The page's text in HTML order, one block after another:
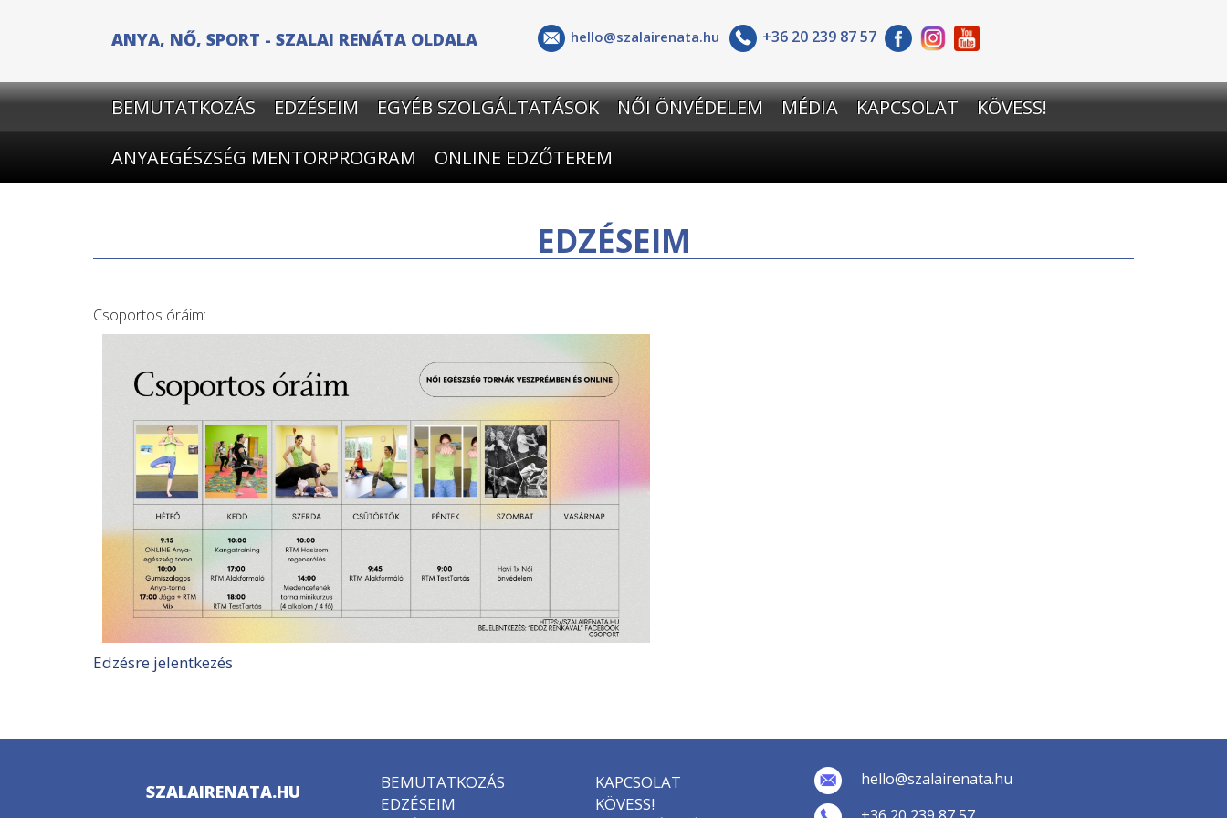
ANYA, NŐ, SPORT - SZALAI RENÁTA OLDALA hello@szalairenata.hu +36 20 239 87 57
BEMUTATKOZÁS EDZÉSEIM EGYÉB SZOLGÁLTATÁSOK NŐI ÖNVÉDELEM MÉDIA KAPCSOLAT KÖVESS!
ANYAEGÉSZSÉG MENTORPROGRAM ONLINE EDZŐTEREM
EDZÉSEIM
Csoportos óráim:
Edzésre jelentkezés
SZALAIRENATA.HU
BEMUTATKOZÁS
EDZÉSEIM
KAPCSOLAT
KÖVESS!
hello@szalairenata.hu